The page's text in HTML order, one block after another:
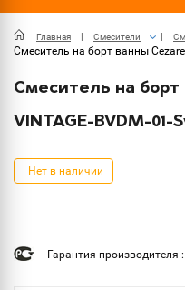
Главная Смесители
Смеситель на борт ванны
Смеситель на борт
VINTAGE-BVDM-01-
Нет в наличии
Гарантия производителя